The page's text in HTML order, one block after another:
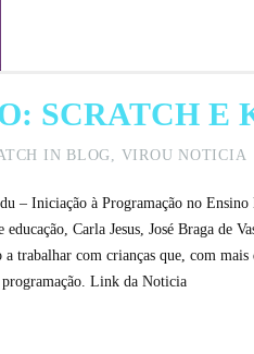
SCRATCH E
IN BLOG, VIROU NOTICIA
– Iniciação à Programação no Ensino
educação, Carla Jesus, José Braga de
trabalhar com crianças que, com mais
Link da Noticia